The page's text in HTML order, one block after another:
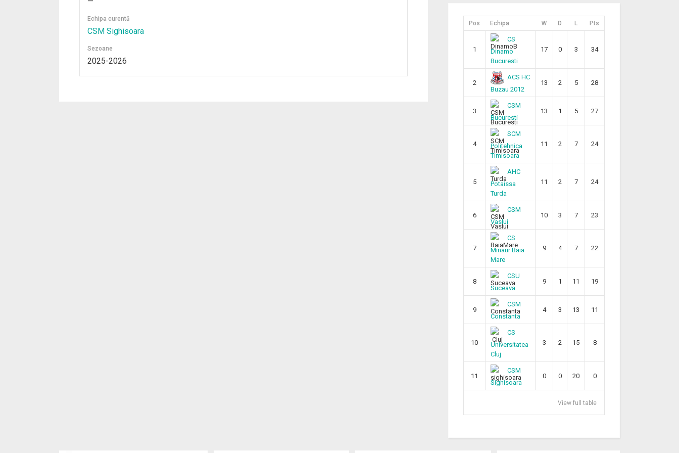
Echipa curentă
CSM Sighisoara
Sezoane
2025-2026
Pos Echipa W D L Pts
1
CS
Dinamo
Bucuresti
17 0 3 34
2
ACS HC
Buzau 2012
13 2 5 28
3
CSM
Bucuresti
13 1 5 27
4
SCM
Politehnica
Timisoara
11 2 7 24
5
AHC
Potaissa
Turda
11 2 7 24
6
CSM
Vaslui
10 3 7 23
7
CS
Minaur Baia
Mare
9 4 7 22
8
CSU
Suceava
9 1 11 19
9
CSM
Constanta
4 3 13 11
10
CS
Universitatea
Cluj
3 2 15 8
11
CSM
Sighisoara
0 0 20 0
View full table